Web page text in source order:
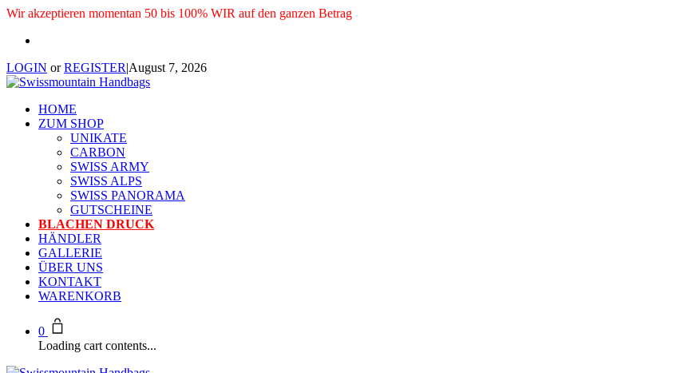
Wir akzeptieren momentan 50 bis 100% WIR auf den ganzen Betrag
LOGIN orREGISTER|August 7, 2026
HOME
ZUM SHOP
UNIKATE
CARBON
SWISS ARMY
SWISS ALPS
SWISS PANORAMA
GUTSCHEINE
BLACHEN DRUCK
HÄNDLER
GALLERIE
ÜBER UNS
KONTAKT
WARENKORB
0
Loading cart contents...